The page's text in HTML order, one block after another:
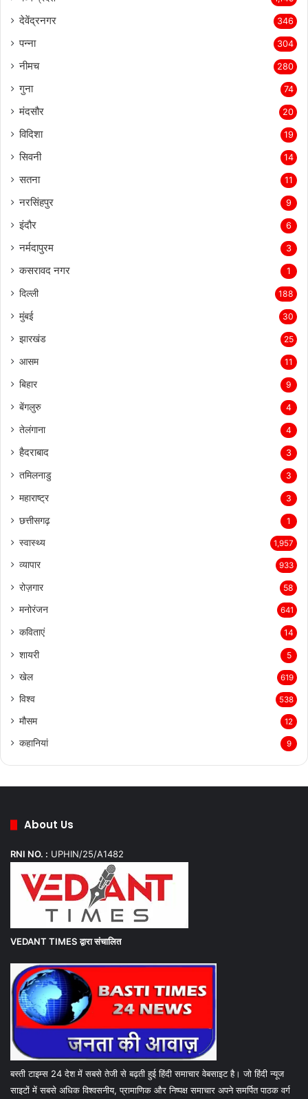
देवेंद्रनगर 346
पन्ना 304
नीमच 280
गुना 74
मंदसौर 20
विदिशा 19
सिवनी 14
सतना 11
नरसिंहपुर 9
इंदौर 6
नर्मदापुरम 3
कसरावद नगर 1
दिल्ली 188
मुंबई 30
झारखंड 25
आसम 11
बिहार 9
बेंगलुरु 4
तेलंगाना 4
हैदराबाद 3
तमिलनाडु 3
महाराष्ट्र 3
छत्तीसगढ़ 1
स्वास्थ्य 1,957
व्यापार 933
रोज़गार 58
मनोरंजन 641
कविताएं 14
शायरी 5
खेल 619
विश्व 538
मौसम 12
कहानियां 9
About Us
RNI NO. : UPHIN/25/A1482
VEDANT TIMES द्वारा संचालित
बस्ती टाइम्स 24 देश में सबसे तेजी से बढ़ती हुई हिंदी समाचार वेबसाइट है। जो हिंदी न्यूज
साइटों में सबसे अधिक विश्वसनीय, प्रामाणिक और निष्पक्ष समाचार अपने समर्पित पाठक वर्ग